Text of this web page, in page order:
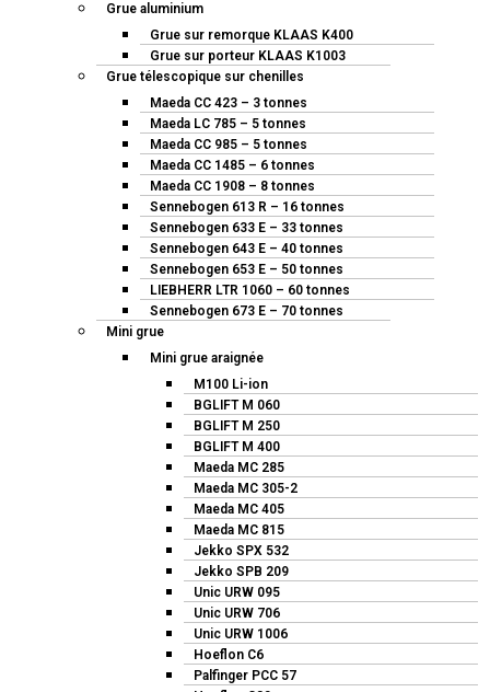
Grue aluminium
Grue sur remorque KLAAS K400
Grue sur porteur KLAAS K1003
Grue télescopique sur chenilles
Maeda CC 423 – 3 tonnes
Maeda LC 785 – 5 tonnes
Maeda CC 985 – 5 tonnes
Maeda CC 1485 – 6 tonnes
Maeda CC 1908 – 8 tonnes
Sennebogen 613 R – 16 tonnes
Sennebogen 633 E – 33 tonnes
Sennebogen 643 E – 40 tonnes
Sennebogen 653 E – 50 tonnes
LIEBHERR LTR 1060 – 60 tonnes
Sennebogen 673 E – 70 tonnes
Mini grue
Mini grue araignée
M100 Li-ion
BGLIFT M 060
BGLIFT M 250
BGLIFT M 400
Maeda MC 285
Maeda MC 305-2
Maeda MC 405
Maeda MC 815
Jekko SPX 532
Jekko SPB 209
Unic URW 095
Unic URW 706
Unic URW 1006
Hoeflon C6
Palfinger PCC 57